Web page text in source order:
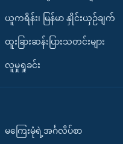
ယူကရိန်း၊ မြန်မာ နှိုင်းယှဉ်ချက်
ထူးခြားဆန်းပြားသတင်းများ
လူမှုရှုခင်း
မကြေးမုံရဲ့အင်္ဂလိပ်စာ